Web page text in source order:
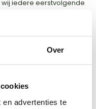
Over
en advertenties te
iedere eerstvolgende
Vers
plantaar...